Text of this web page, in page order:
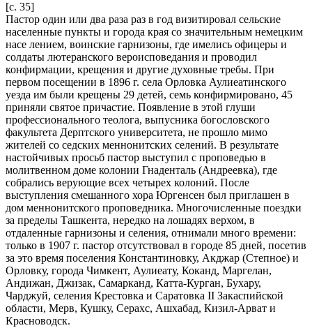
[c. 35]
Пастор один или два раза раз в год визитировал сельские
населенные пункты и города края со значительным немецким
насе лением, воинские гарнизоны, где имелись офицеры и
солдаты лютеранского вероисповедания и проводил
конфирмации, крещения и другие духовные требы. При
первом посещении в 1896 г. села Орловка Аулиеатинского
уезда им были крещены 29 детей, семь конфирмировано, 45
приняли святое причастие. Появление в этой глуши
профессионального теолога, выпусника богословского
факультета Дерптского университета, не прошло мимо
жителей со седских меннонитских селений. В результате
настойчивых просьб пастор выступил с проповедью в
молитвенном доме колонии Гнаденталь (Андреевка), где
собрались верующие всех четырех колоний. После
выступления смешанного хора Юргенсен был приглашен в
дом меннонитского проповедника. Многочисленные поездки
за пределы Ташкента, нередко на лошадях верхом, в
отдаленные гарнизоны и селения, отнимали много времени:
только в 1907 г. пастор отсутствовал в городе 85 дней, посетив
за это время поселения Константиновку, Акджар (Степное) и
Орловку, города Чимкент, Аулиеату, Коканд, Маргелан,
Андижан, Джизак, Самарканд, Катта-Курган, Бухару,
Чарджуй, селения Крестовка и Саратовка II Закаспийской
области, Мерв, Кушку, Серахс, Ашхабад, Кизил-Арват и
Красноводск.